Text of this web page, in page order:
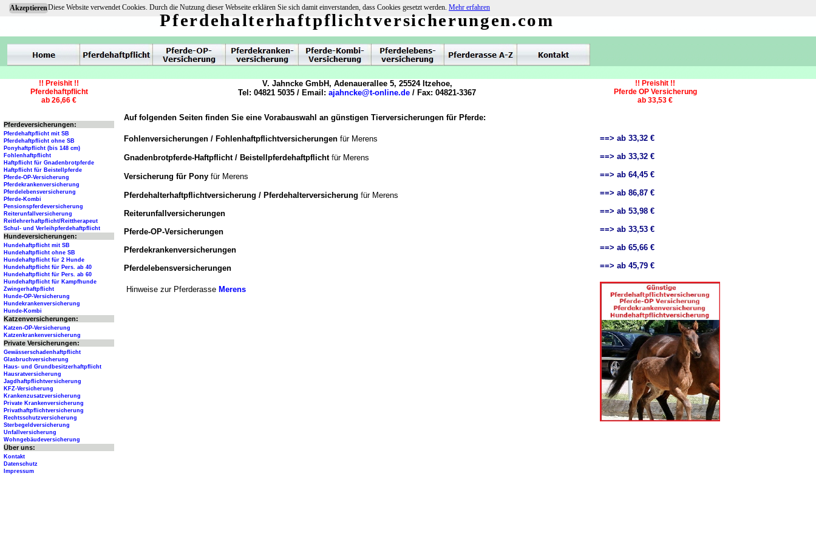
AkzeptierenDiese Website verwendet Cookies. Durch die Nutzung dieser Webseite erklären Sie sich damit einverstanden, dass Cookies gesetzt werden. Mehr erfahren
Auf folgenden Seiten finden Sie eine Vorabauswahl an günstigen Tierversicherungen für Pferde:
Fohlenversicherungen / Fohlenhaftpflichtversicherungen für Merens
Gnadenbrotpferde-Haftpflicht / Beistellpferdehaftpflichtfür Merens
Versicherung für Pony für Merens
Pferdehalterhaftpflichtversicherung / Pferdehalterversicherung für Merens
Reiterunfallversicherungen
Pferde-OP-Versicherungen
Pferdekrankenversicherungen
Pferdelebensversicherungen
Hinweise zur Pferderasse Merens
==> ab 33,32 €
==> ab 33,32 €
==> ab 64,45 €
==> ab 86,87 €
==> ab 53,98 €
==> ab 33,53 €
==> ab 65,66 €
==> ab 45,79 €
Pferdehalterhaftpflichtversicherungen.com
V. Jahncke GmbH, Adenauerallee 5, 25524 Itzehoe,
Tel: 04821 5035 / Email: ajahncke@t-online.de / Fax: 04821-3367
!! Preishit !!
Pferdehaftpflicht
ab 26,66 €
!! Preishit !!
Pferde OP Versicherung
ab 33,53 €
Pferdeversicherungen:
Pferdehaftpflicht mit SB
Pferdehaftpflicht ohne SB
Ponyhaftpflicht (bis 148 cm)
Fohlenhaftpflicht
Haftpflicht für Gnadenbrotpferde
Haftpflicht für Beistellpferde
Pferde-OP-Versicherung
Pferdekrankenversicherung
Pferdelebensversicherung
Pferde-Kombi
Pensionspferdeversicherung
Reiterunfallversicherung
Reitlehrerhaftpflicht/Reittherapeut
Schul- und Verleihpferdehaftpflicht
Hundeversicherungen:
Hundehaftpflicht mit SB
Hundehaftpflicht ohne SB
Hundehaftpflicht für 2 Hunde
Hundehaftpflicht für Pers. ab 40
Hundehaftpflicht für Pers. ab 60
Hundehaftpflicht für Kampfhunde
Zwingerhaftpflicht
Hunde-OP-Versicherung
Hundekrankenversicherung
Hunde-Kombi
Katzenversicherungen:
Katzen-OP-Versicherung
Katzenkrankenversicherung
Private Versicherungen:
Gewässerschadenhaftpflicht
Glasbruchversicherung
Haus- und Grundbesitzerhaftpflicht
Hausratversicherung
Jagdhaftpflichtversicherung
KFZ-Versicherung
Krankenzusatzversicherung
Private Krankenversicherung
Privathaftpflichtversicherung
Rechtsschutzversicherung
Sterbegeldversicherung
Unfallversicherung
Wohngebäudeversicherung
Über uns:
Kontakt
Datenschutz
Impressum